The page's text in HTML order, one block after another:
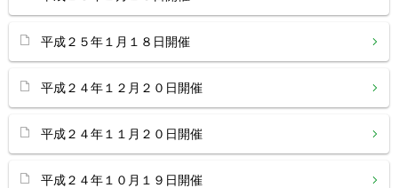
平成２５年１月１８日開催
平成２４年１２月２０日開催
平成２４年１１月２０日開催
平成２４年１０月１９日開催